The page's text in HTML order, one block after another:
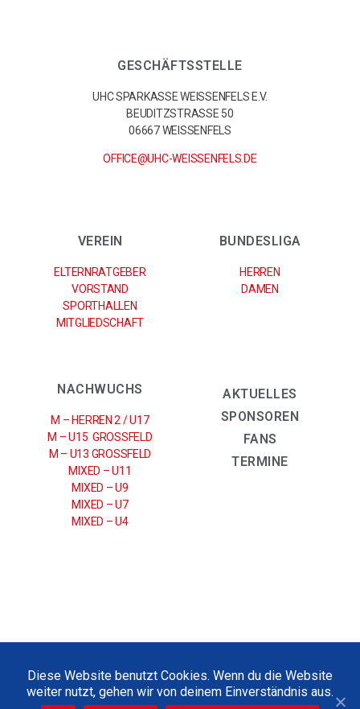
GESCHÄFTSSTELLE
UHC SPARKASSE WEISSENFELS E.V.
BEUDITZSTRASSE 50
06667 WEISSENFELS
OFFICE@UHC-WEISSENFELS.DE
VEREIN
ELTERNRATGEBER
VORSTAND
SPORTHALLEN
MITGLIEDSCHAFT
BUNDESLIGA
HERREN
DAMEN
NACHWUCHS
M – HERREN 2 / U17
M – U15 GROSSFELD
M – U13 GROSSFELD
MIXED – U11
MIXED – U9
MIXED – U7
MIXED – U4
AKTUELLES
SPONSOREN
FANS
TERMINE
Diese Website benutzt Cookies. Wenn du die Website
weiter nutzt, gehen wir von deinem Einverständnis aus.